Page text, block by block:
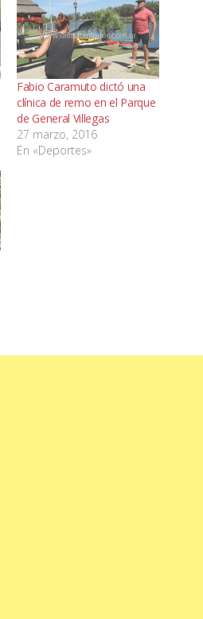
Fabio Caramuto dictó una
clínica de remo en el Parque
de General Villegas
27 marzo, 2016
En «Deportes»